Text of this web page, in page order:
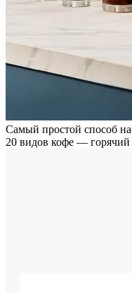
Самый простой способ
20 видов кофе —